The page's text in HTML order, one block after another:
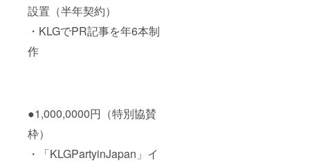
設置（半年契約）
・KLGでPR記事を年6本制
作
●1,000,0000円（特別協賛
枠）
・「KLGPartyinJapan」イ